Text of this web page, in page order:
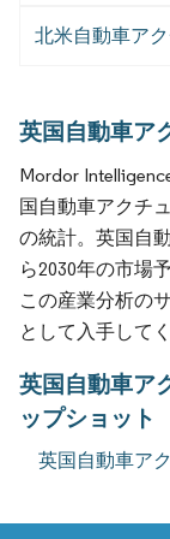
北米自動車ア
英国自動車ア
Mordor
国自動車アクチ
の統計。英国自
ら2030年の市場
この産業分析の
として入手して
英国自動車ア
ップショット
英国自動車ア